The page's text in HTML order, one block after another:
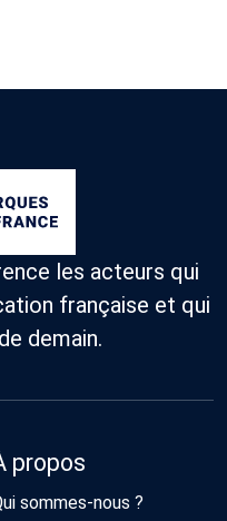
les acteurs qui
française et qui
demain.
propos
sommes-nous ?